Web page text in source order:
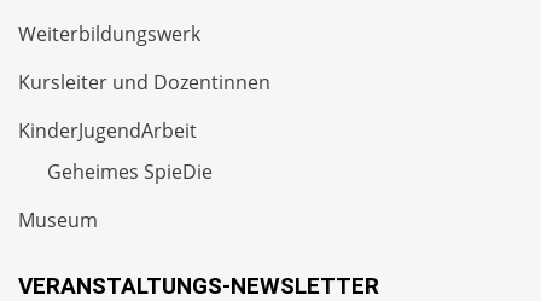
Weiterbildungswerk
Kursleiter und Dozentinnen
KinderJugendArbeit
Geheimes SpieDie
Museum
VERANSTALTUNGS-NEWSLETTER